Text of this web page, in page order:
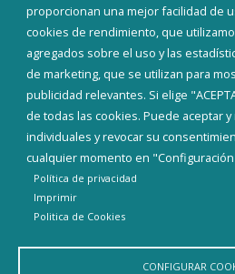
proporcionan una mejor facilidad de
cookies de rendimiento, que
agregados sobre el uso y las
de marketing, que se utilizan para
publicidad relevantes. Si elige
de todas las cookies. Puede aceptar
individuales y revocar su
cualquier momento en
Política de privacidad
Imprimir
Politica de Cookies
CONFIGURAR
INICIAR
MAPA WEB